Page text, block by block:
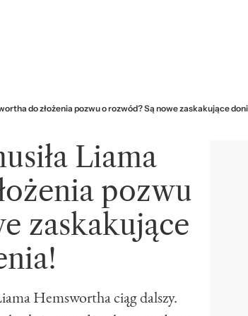
do złożenia pozwu o rozwód? Są nowe zaskakujące
Liama
pozwu
zaskakujące
Hemswortha ciąg dalszy.